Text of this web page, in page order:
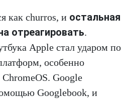
как churros, и остальная
отреагировать.
Apple стал ударом по
особенно
Google
Googlebook, и